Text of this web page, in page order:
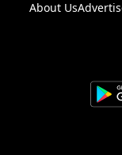
About Us